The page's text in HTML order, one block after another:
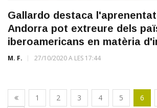
Gallardo destaca
Andorra pot extreure dels
iberoamericans en matèria
M. F. 27/10/2020 A LES 17:44
1 2 3 4 5 6